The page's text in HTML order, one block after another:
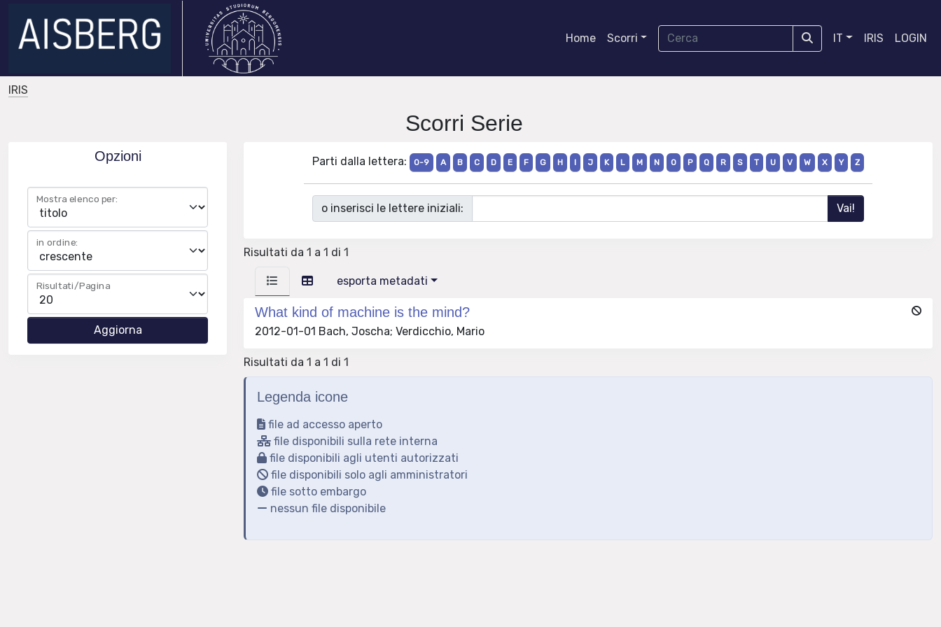
Home Scorri IT IRIS LOGIN
IRIS
Scorri Serie
Opzioni
Mostra elenco per:
in ordine:
Risultati/Pagina
Parti dalla lettera: 0-9 A B C D E F G H I J K L M N O P Q R S T U V W X Y Z
o inserisci le lettere iniziali:
Risultati da 1 a 1 di 1
esporta metadati
What kind of machine is the mind?
2012-01-01 Bach, Joscha; Verdicchio, Mario
Risultati da 1 a 1 di 1
Legenda icone
file ad accesso aperto
file disponibili sulla rete interna
file disponibili agli utenti autorizzati
file disponibili solo agli amministratori
file sotto embargo
nessun file disponibile